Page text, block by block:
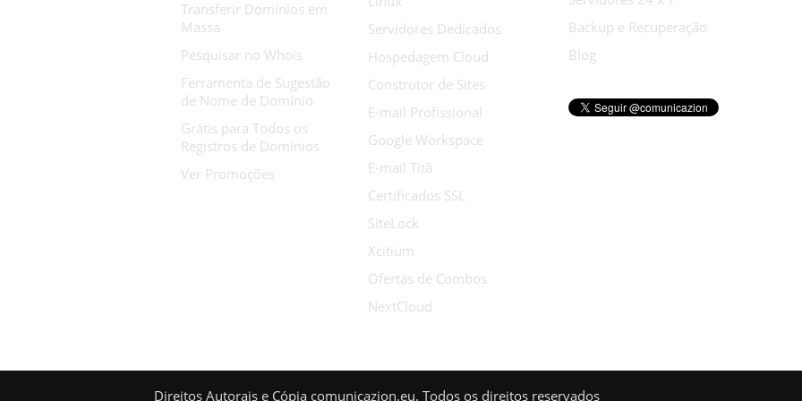
Transferir Domínios em
Massa
Pesquisar no Whois
Ferramenta de Sugestão
de Nome de Domínio
Grátis para Todos os
Registros de Domínios
Ver Promoções
Servidores Dedicados
Hospedagem Cloud
Construtor de Sites
E-mail Profissional
Google Workspace
E-mail Titã
Certificados SSL
SiteLock
Xcitium
Ofertas de Combos
NextCloud
Backup e Recuperação
Blog
Direitos Autorais e Cópia comunicazion.eu. Todos os direitos reservados